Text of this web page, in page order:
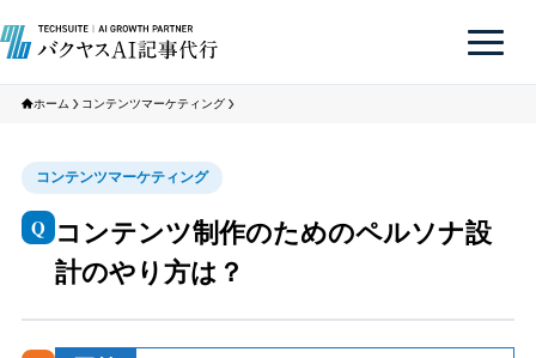
ホーム コンテンツマーケティング
コンテンツマーケティング
Q コンテンツ制作のためのペルソナ設
計のやり方は？